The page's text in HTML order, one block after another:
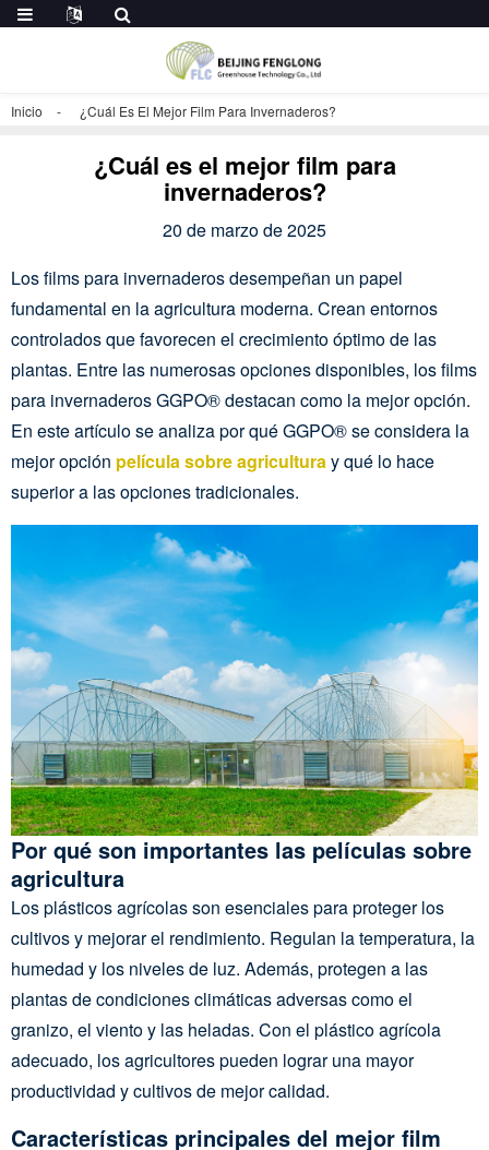
Inicio ¿Cuál Es El Mejor Film Para Invernaderos?
¿Cuál es el mejor film para
invernaderos?
20 de marzo de 2025
Los films para invernaderos desempeñan un papel
fundamental en la agricultura moderna. Crean entornos
controlados que favorecen el crecimiento óptimo de las
plantas. Entre las numerosas opciones disponibles, los films
para invernaderos GGPO® destacan como la mejor opción.
En este artículo se analiza por qué GGPO® se considera la
mejor opción película sobre agriculturay qué lo hace
superior a las opciones tradicionales.
Por qué son importantes las películas sobre
agricultura
Los plásticos agrícolas son esenciales para proteger los
cultivos y mejorar el rendimiento. Regulan la temperatura, la
humedad y los niveles de luz. Además, protegen a las
plantas de condiciones climáticas adversas como el
granizo, el viento y las heladas. Con el plástico agrícola
adecuado, los agricultores pueden lograr una mayor
productividad y cultivos de mejor calidad.
Características principales del mejor film